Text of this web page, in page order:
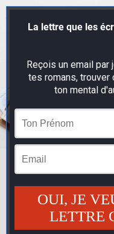
La lettre que les
Reçois un email
tes romans,
ton mental
OUI, JE
LETTRE